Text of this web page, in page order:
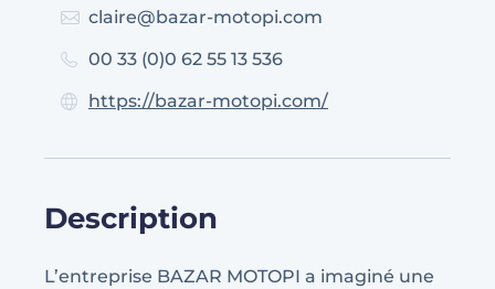
claire@bazar-motopi.com
00 33 (0)0 62 55 13 536
https://bazar-motopi.com/
Description
L’entreprise BAZAR MOTOPI a imaginé une